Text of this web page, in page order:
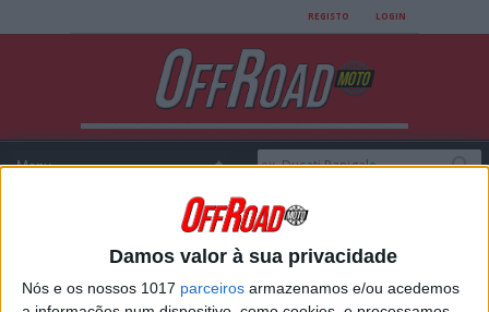
Damos valor à sua privacidade
Nós e os nossos 1017 parceiros armazenamos e/ou acedemos
REGISTO LOGIN
Login